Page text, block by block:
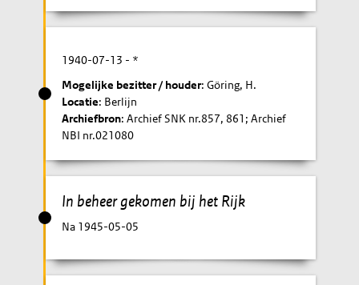
1940-07-13 - *
Mogelijke bezitter / houder: Göring, H.
Locatie: Berlijn
Archiefbron: Archief SNK nr.857, 861; Archief
NBI nr.021080
In beheer gekomen bij het Rijk
Na 1945-05-05